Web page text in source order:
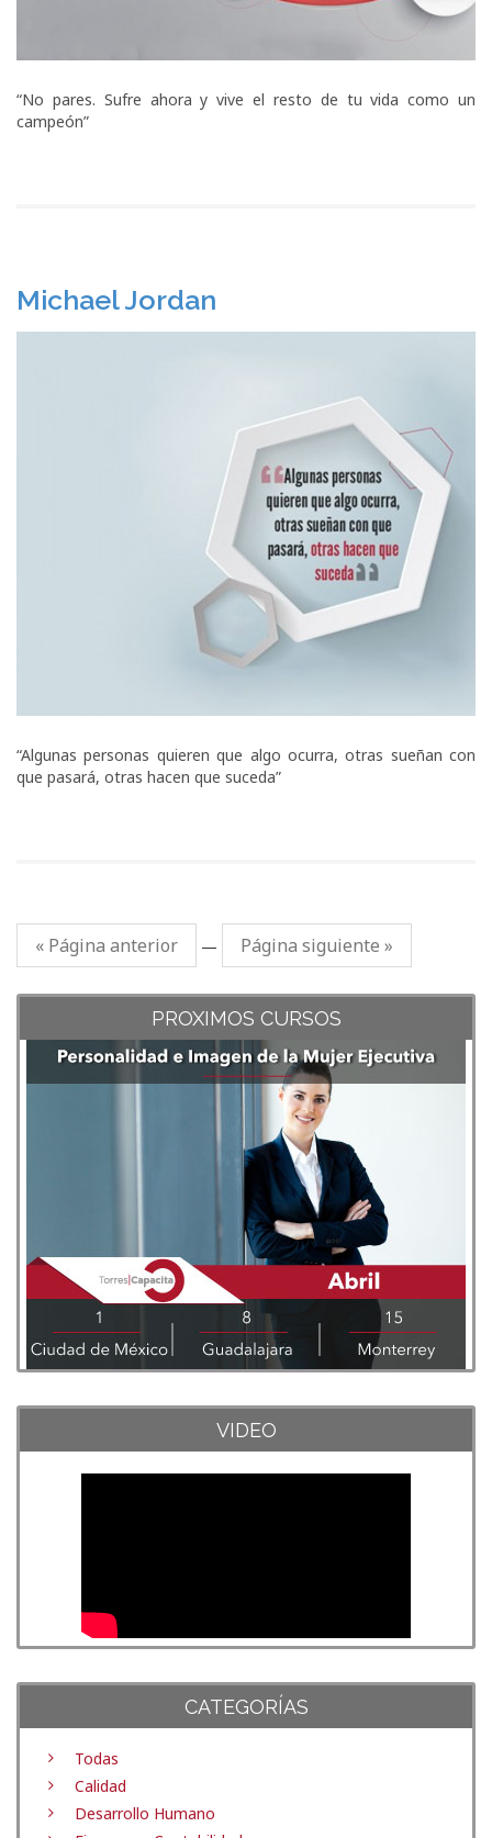
“No pares. Sufre ahora y vive el resto de tu vida como un
campeón”
Michael Jordan
“Algunas personas quieren que algo ocurra, otras sueñan con
que pasará, otras hacen que suceda”
« Página anterior — Página siguiente »
PROXIMOS CURSOS
VIDEO
CATEGORÍAS
Todas
Calidad
Desarrollo Humano